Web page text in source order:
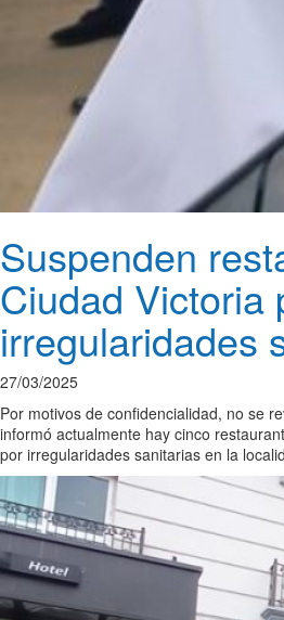
Suspenden
Ciudad Victoria
irregularidades
27/03/2025
Por motivos de confidencialidad, no se
informó actualmente hay cinco
por irregularidades sanitarias en la